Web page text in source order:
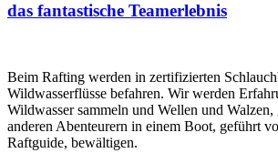
das fantastische Teamerlebnis
Beim Rafting werden in zertifizierten
Wildwasserflüsse befahren. Wir werden
Wildwasser sammeln und Wellen und Walzen,
anderen Abenteurern in einem Boot, geführt
Raftguide, bewältigen.